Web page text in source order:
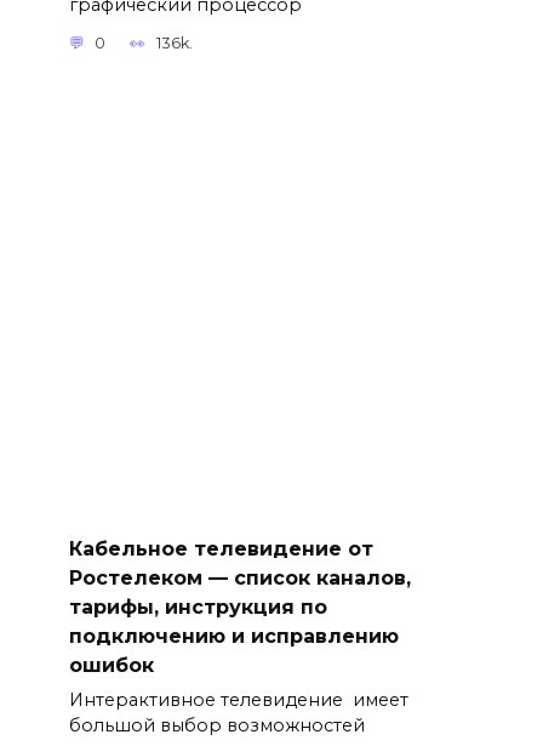
графический процессор
0 136k.
Кабельное телевидение от
Ростелеком — список каналов,
тарифы, инструкция по
подключению и исправлению
ошибок
Интерактивное телевидение имеет
большой выбор возможностей